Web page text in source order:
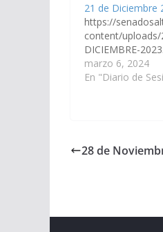
21 de Diciembre
https://
content/uploads/
DICIEMBRE-
marzo 6, 2024
En "Diario de
28 de